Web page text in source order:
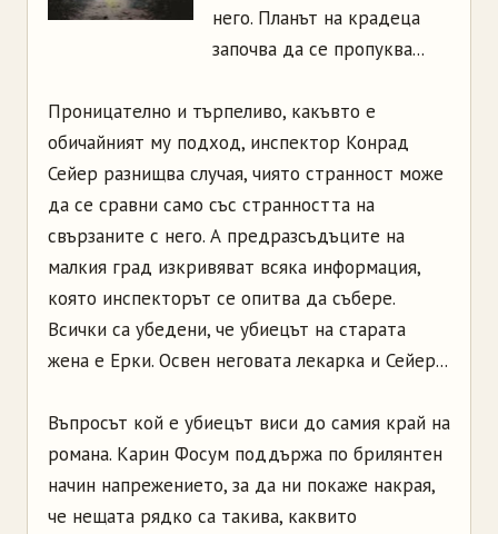
него. Планът на крадеца
започва да се пропуква...
Проницателно и търпеливо, какъвто е
обичайният му подход, инспектор Конрад
Сейер разнищва случая, чиято странност може
да се сравни само със странността на
свързаните с него. А предразсъдъците на
малкия град изкривяват всяка информация,
която инспекторът се опитва да събере.
Всички са убедени, че убиецът на старата
жена е Ерки. Освен неговата лекарка и Сейер...
Въпросът кой е убиецът виси до самия край на
романа. Карин Фосум поддържа по брилянтен
начин напрежението, за да ни покаже накрая,
че нещата рядко са такива, каквито